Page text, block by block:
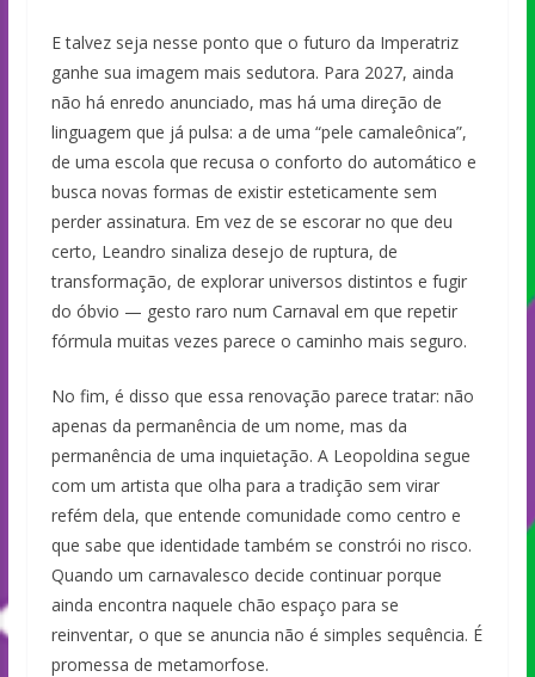
E talvez seja nesse ponto que o futuro da Imperatriz
ganhe sua imagem mais sedutora. Para 2027, ainda
não há enredo anunciado, mas há uma direção de
linguagem que já pulsa: a de uma “pele camaleônica”,
de uma escola que recusa o conforto do automático e
busca novas formas de existir esteticamente sem
perder assinatura. Em vez de se escorar no que deu
certo, Leandro sinaliza desejo de ruptura, de
transformação, de explorar universos distintos e fugir
do óbvio — gesto raro num Carnaval em que repetir
fórmula muitas vezes parece o caminho mais seguro.
No fim, é disso que essa renovação parece tratar: não
apenas da permanência de um nome, mas da
permanência de uma inquietação. A Leopoldina segue
com um artista que olha para a tradição sem virar
refém dela, que entende comunidade como centro e
que sabe que identidade também se constrói no risco.
Quando um carnavalesco decide continuar porque
ainda encontra naquele chão espaço para se
reinventar, o que se anuncia não é simples sequência. É
promessa de metamorfose.